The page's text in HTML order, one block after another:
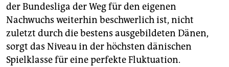
der Bundesliga der Weg für den eigenen
Nachwuchs weiterhin beschwerlich ist, nicht
zuletzt durch die bestens ausgebildeten Dänen,
sorgt das Niveau in der höchsten dänischen
Spielklasse für eine perfekte Fluktuation.